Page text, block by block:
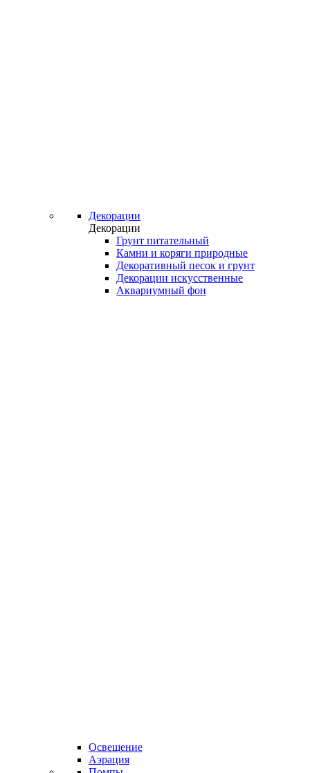
Декорации
Декорации
Грунт питательный
Камни и коряги природные
Декоративный песок и грунт
Декорации искусственные
Аквариумный фон
Освещение
Аэрация